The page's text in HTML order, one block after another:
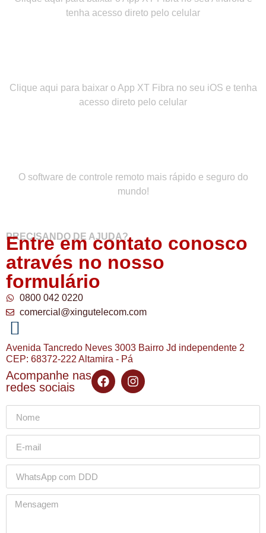
tenha acesso direto pelo celular
Clique aqui para baixar o App XT Fibra no seu iOS e tenha
acesso direto pelo celular
O software de controle remoto mais rápido e seguro do
mundo!
PRECISANDO DE AJUDA?
Entre em contato conosco
através no nosso
formulário
0800 042 0220
comercial@xingutelecom.com
Avenida Tancredo Neves 3003 Bairro Jd independente 2
CEP: 68372-222 Altamira - Pá
Acompanhe nas
redes sociais